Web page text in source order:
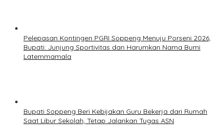
Pelepasan Kontingen PGRI Soppeng Menuju Porseni 2026,
Bupati: Junjung Sportivitas dan Harumkan Nama Bumi
Latemmamala
Bupati Soppeng Beri Kebijakan Guru Bekerja dari Rumah
Saat Libur Sekolah, Tetap Jalankan Tugas ASN